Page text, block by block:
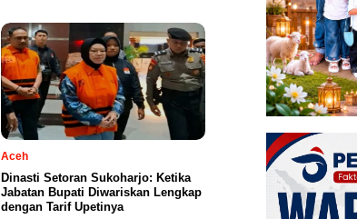
Aceh
Dinasti Setoran Sukoharjo: Ketika
Jabatan Bupati Diwariskan Lengkap
dengan Tarif Upetinya